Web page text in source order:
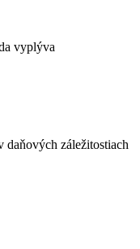
vyplýva
daňových záležitostiach